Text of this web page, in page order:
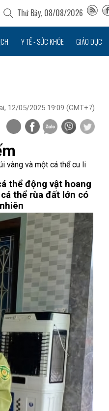
Thứ Bảy, 08/08/2026
Y TẾ - SỨC KHỎE GIÁO DỤC
12/05/2025 19:09 (GMT+7)
vàng và một cá thể cu li
thể động vật hoang
thể rùa đất lớn có